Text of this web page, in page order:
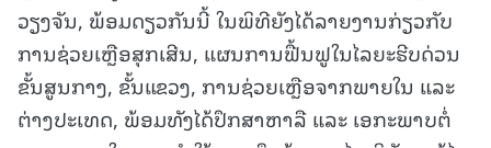
ວຽງຈັນ, ພ້ອມດຽວກັນນີ້ ໃນພິທີຍັງໄດ້ລາຍງານກ່ຽວກັບ
ການຊ່ວຍເຫຼືອສຸກເສີນ, ແຜນການຟື້ນຟູໃນໄລຍະຮີບດ່ວນ
ຂັ້ນສູນກາງ, ຂັ້ນແຂວງ, ການຊ່ວຍເຫຼືອຈາກພາຍໃນ ແລະ
ຕ່າງປະເທດ, ພ້ອມທັງໄດ້ປຶກສາຫາລື ແລະ ເອກະພາບຕໍ່